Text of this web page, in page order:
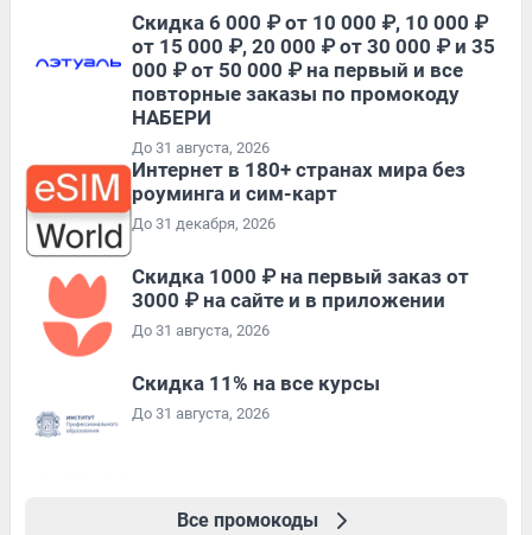
Скидка 6 000 ₽ от 10 000 ₽, 10 000 ₽
от 15 000 ₽, 20 000 ₽ от 30 000 ₽ и 35
000 ₽ от 50 000 ₽ на первый и все
повторные заказы по промокоду
НАБЕРИ
До 31 августа, 2026
Интернет в 180+ странах мира без
роуминга и сим-карт
До 31 декабря, 2026
Скидка 1000 ₽ на первый заказ от
3000 ₽ на сайте и в приложении
До 31 августа, 2026
Скидка 11% на все курсы
До 31 августа, 2026
Все промокоды